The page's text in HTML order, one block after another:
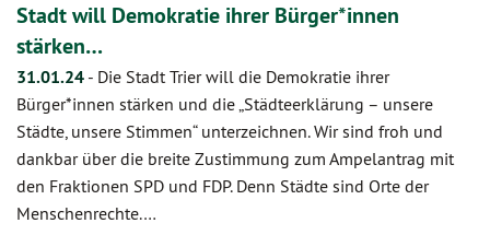
Stadt will Demokratie ihrer Bürger*innen
stärken…
31.01.24 - Die Stadt Trier will die Demokratie ihrer
Bürger*innen stärken und die „Städteerklärung – unsere
Städte, unsere Stimmen“ unterzeichnen. Wir sind froh und
dankbar über die breite Zustimmung zum Ampelantrag mit
den Fraktionen SPD und FDP. Denn Städte sind Orte der
Menschenrechte.…